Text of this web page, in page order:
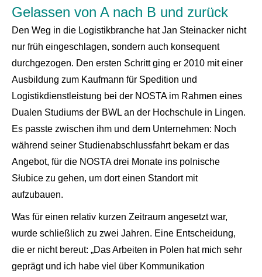
Gelassen von A nach B und zurück
Den Weg in die Logistikbranche hat Jan Steinacker nicht
nur früh eingeschlagen, sondern auch konsequent
durchgezogen. Den ersten Schritt ging er 2010 mit einer
Ausbildung zum Kaufmann für Spedition und
Logistikdienstleistung bei der NOSTA im Rahmen eines
Dualen Studiums der BWL an der Hochschule in Lingen.
Es passte zwischen ihm und dem Unternehmen: Noch
während seiner Studienabschlussfahrt bekam er das
Angebot, für die NOSTA drei Monate ins polnische
Słubice zu gehen, um dort einen Standort mit
aufzubauen.
Was für einen relativ kurzen Zeitraum angesetzt war,
wurde schließlich zu zwei Jahren. Eine Entscheidung,
die er nicht bereut: „Das Arbeiten in Polen hat mich sehr
geprägt und ich habe viel über Kommunikation